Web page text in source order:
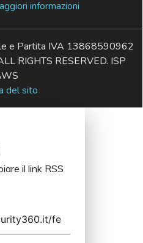
informazioni
e Partita IVA 13868590962
RIGHTS RESERVED. ISP
del sito
il link RSS